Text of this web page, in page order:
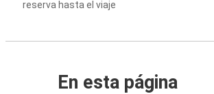
reserva hasta el viaje
En esta página